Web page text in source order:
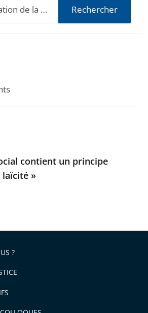
Rechercher
contient un principe
»
?